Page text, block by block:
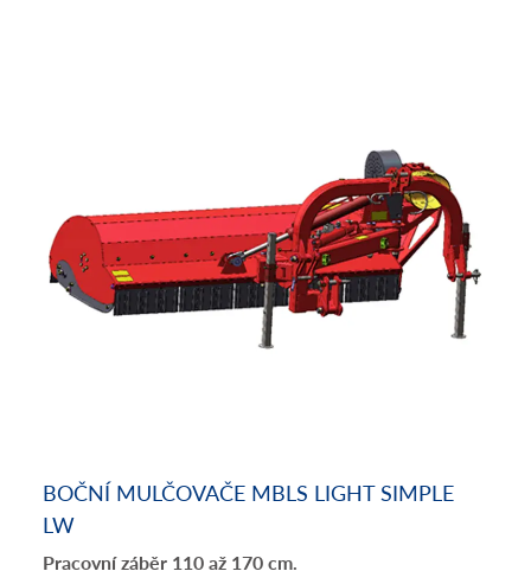
BOČNÍ MULČOVAČE MBLS LIGHT SIMPLE
LW
Pracovní záběr 110 až 170 cm.